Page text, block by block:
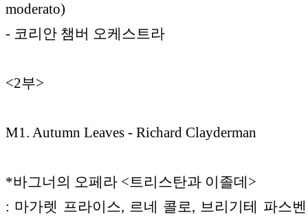
moderato)
- 코리안 챔버 오케스트라
<2부>
M1. Autumn Leaves - Richard Clayderman
*바그너의 오페라 <트리스탄과 이졸데>
: 마가렛 프라이스, 르네 콜로, 브리기테 파스